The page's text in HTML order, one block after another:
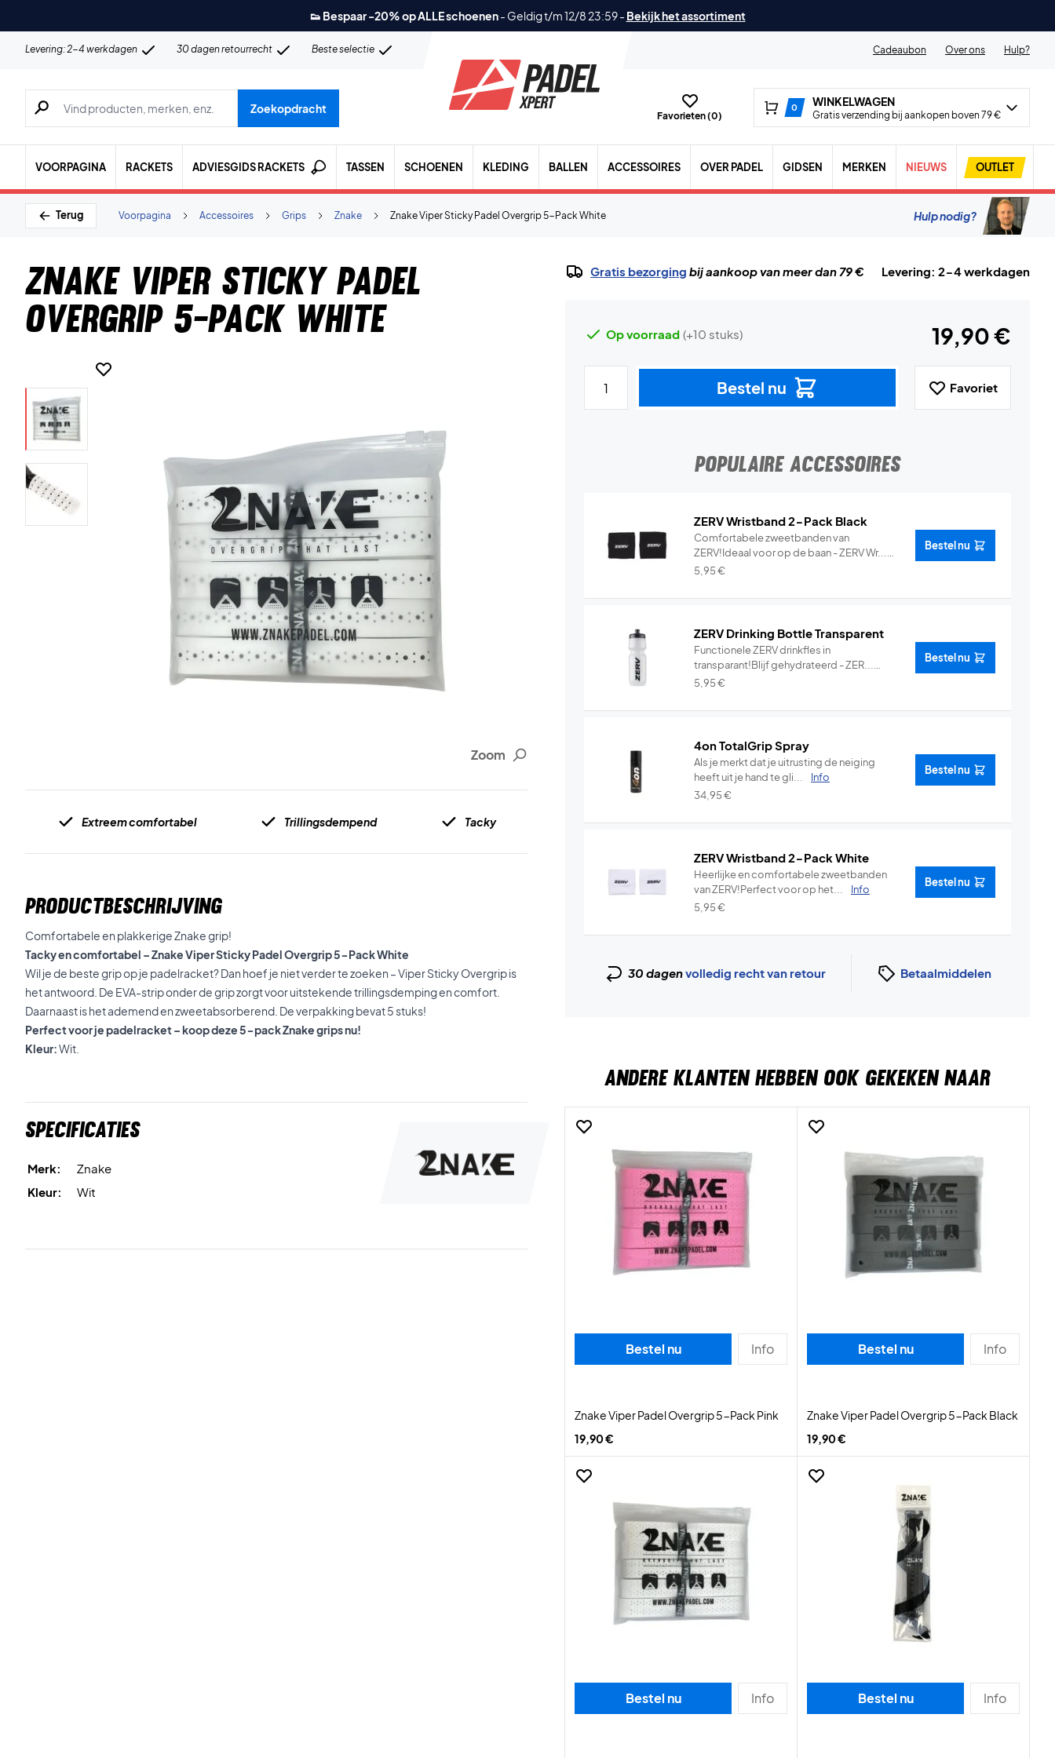
👟 Bespaar -20% op ALLE schoenen- Geldig t/m 12/8 23:59- Bekijk het assortiment
Levering: 2-4 werkdagen 30 dagen retourrecht Beste selectie Cadeaubon Over ons Hulp?
Zoeken naar producten, merken etc.
Zoekopdracht
Favorieten (0)
0 WINKELWAGEN
Gratis verzending bij aankopen boven 79 €
VOORPAGINA RACKETS ADVIESGIDS RACKETS TASSEN SCHOENEN KLEDING BALLEN ACCESSOIRES OVER PADEL GIDSEN MERKEN NIEUWS OUTLET
Terug Znake Viper Sticky Padel Overgrip 5-Pack White
Znake
Grips
Accessoires
Voorpagina Hulp nodig?
Znake Viper Sticky Padel
Overgrip 5-Pack White
Zoom
Extreem comfortabel Trillingsdempend Tacky
PRODUCTBESCHRIJVING
Comfortabele en plakkerige Znake grip!
Tacky en comfortabel – Znake Viper Sticky Padel Overgrip 5-Pack White
Wil je de beste grip op je padelracket? Dan hoef je niet verder te zoeken – Viper Sticky Overgrip is
het antwoord. De EVA-strip onder de grip zorgt voor uitstekende trillingsdemping en comfort.
Daarnaast is het ademend en zweetabsorberend. De verpakking bevat 5 stuks!
Perfect voor je padelracket – koop deze 5-pack Znake grips nu!
Kleur:Wit.
Specificaties
Merk:
Znake
Kleur:
Wit
Gratis bezorging bij aankoop van meer dan 79 € Levering: 2-4 werkdagen
Op voorraad (+10 stuks) 19,90 €
Bestel nu Favoriet
POPULAIRE ACCESSOIRES
ZERV Wristband 2-Pack Black
Comfortabele zweetbanden van
ZERV!Ideaal voor op de baan - ZERV Wr...
Info
5,95€
Bestel nu
ZERV Drinking Bottle Transparent
Functionele ZERV drinkfles in
transparant!Blijf gehydrateerd - ZER...
Info
5,95€
Bestel nu
4on TotalGrip Spray
Als je merkt dat je uitrusting de neiging
heeft uit je hand te gli...
Info
34,95€
Bestel nu
ZERV Wristband 2-Pack White
Heerlijke en comfortabele zweetbanden
van ZERV!Perfect voor op het...
Info
5,95€
Bestel nu
30 dagenvolledig recht van retour Betaalmiddelen
ANDERE KLANTEN HEBBEN OOK GEKEKEN NAAR
Bestel nu Info
Znake Viper Padel Overgrip 5-Pack Pink
19,90 €
Bestel nu Info
Znake Viper Padel Overgrip 5-Pack Black
19,90 €
Bestel nu Info Bestel nu Info